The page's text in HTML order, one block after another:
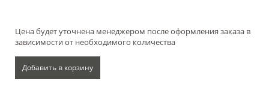
Цена будет уточнена менеджером после оформления заказа в
зависимости от необходимого количества
Добавить в корзину